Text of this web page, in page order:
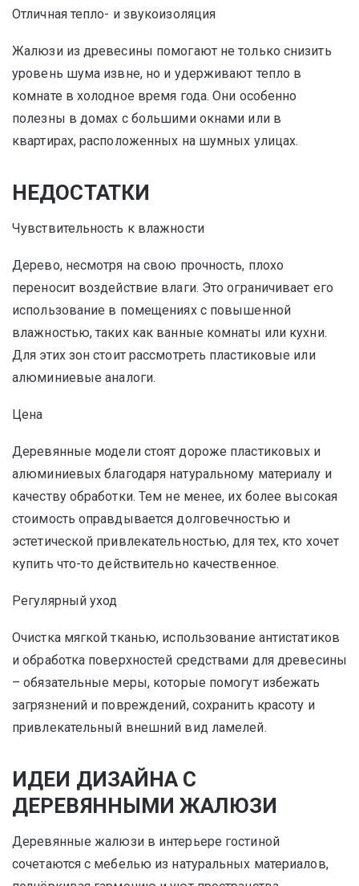
Отличная тепло- и звукоизоляция
Жалюзи из древесины помогают не только снизить
уровень шума извне, но и удерживают тепло в
комнате в холодное время года. Они особенно
полезны в домах с большими окнами или в
квартирах, расположенных на шумных улицах.
НЕДОСТАТКИ
Чувствительность к влажности
Дерево, несмотря на свою прочность, плохо
переносит воздействие влаги. Это ограничивает его
использование в помещениях с повышенной
влажностью, таких как ванные комнаты или кухни.
Для этих зон стоит рассмотреть пластиковые или
алюминиевые аналоги.
Цена
Деревянные модели стоят дороже пластиковых и
алюминиевых благодаря натуральному материалу и
качеству обработки. Тем не менее, их более высокая
стоимость оправдывается долговечностью и
эстетической привлекательностью, для тех, кто хочет
купить что-то действительно качественное.
Регулярный уход
Очистка мягкой тканью, использование антистатиков
и обработка поверхностей средствами для древесины
– обязательные меры, которые помогут избежать
загрязнений и повреждений, сохранить красоту и
привлекательный внешний вид ламелей.
ИДЕИ ДИЗАЙНА С
ДЕРЕВЯННЫМИ ЖАЛЮЗИ
Деревянные жалюзи в интерьере гостиной
сочетаются с мебелью из натуральных материалов,